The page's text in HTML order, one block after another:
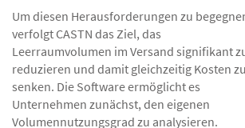
Um diesen Herausforderungen zu
verfolgt CASTN das Ziel, das
Leerraumvolumen im Versand signifikant
reduzieren und damit gleichzeitig Kosten zu
senken. Die Software ermöglicht es
Unternehmen zunächst, den eigenen
Volumennutzungsgrad zu analysieren.